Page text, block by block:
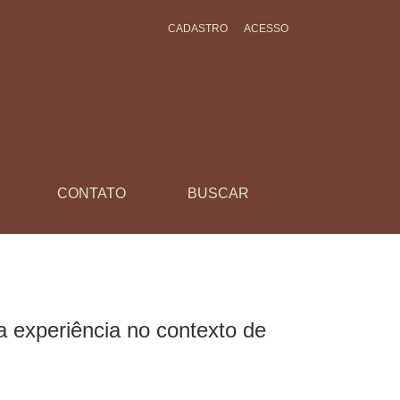
CONTATO BUSCAR
CADASTRO ACESSO
experiência no contexto de